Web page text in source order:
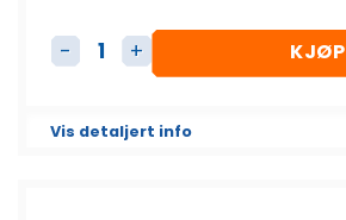
Beltemotor 3-6 tonn antall
KJØP
Vis detaljert info